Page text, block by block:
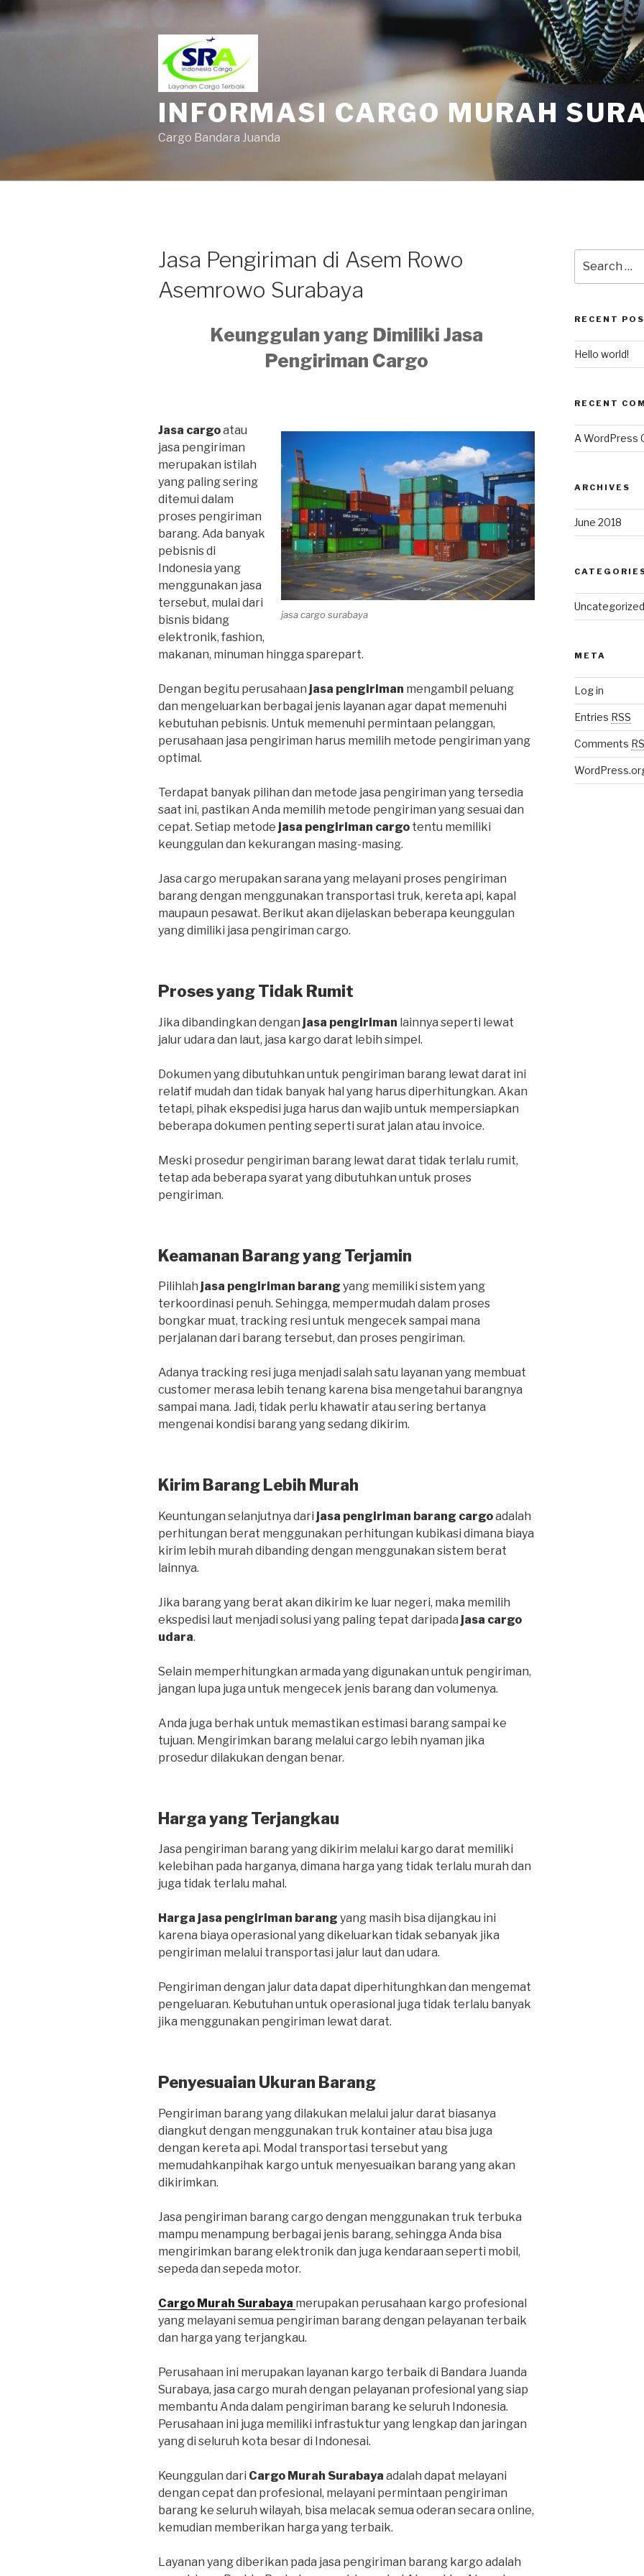
INFORMASI CARGO MURAH
Cargo Bandara Juanda
Jasa Pengiriman di Asem Rowo
Asemrowo Surabaya
Keunggulan yang Dimiliki Jasa
Pengiriman Cargo
jasa cargo surabaya
Jasa cargoatau
jasa pengiriman
merupakan istilah
yang paling sering
ditemui dalam
proses pengiriman
barang. Ada banyak
pebisnis di
Indonesia yang
menggunakan jasa
tersebut, mulai dari
bisnis bidang
elektronik, fashion,
makanan, minuman hingga sparepart.
Dengan begitu perusahaan jasa pengiriman mengambil peluang
dan mengeluarkan berbagai jenis layanan agar dapat memenuhi
kebutuhan pebisnis. Untuk memenuhi permintaan pelanggan,
perusahaan jasa pengiriman harus memilih metode pengiriman yang
optimal.
Terdapat banyak pilihan dan metode jasa pengiriman yang tersedia
saat ini, pastikan Anda memilih metode pengiriman yang sesuai dan
cepat. Setiap metode jasa pengiriman cargo tentu memiliki
keunggulan dan kekurangan masing-masing.
Jasa cargo merupakan sarana yang melayani proses pengiriman
barang dengan menggunakan transportasi truk, kereta api, kapal
maupaun pesawat. Berikut akan dijelaskan beberapa keunggulan
yang dimiliki jasa pengiriman cargo.
Proses yang Tidak Rumit
Jika dibandingkan dengan jasa pengiriman lainnya seperti lewat
jalur udara dan laut, jasa kargo darat lebih simpel.
Dokumen yang dibutuhkan untuk pengiriman barang lewat darat ini
relatif mudah dan tidak banyak hal yang harus diperhitungkan. Akan
tetapi, pihak ekspedisi juga harus dan wajib untuk mempersiapkan
beberapa dokumen penting seperti surat jalan atau invoice.
Meski prosedur pengiriman barang lewat darat tidak terlalu rumit,
tetap ada beberapa syarat yang dibutuhkan untuk proses
pengiriman.
Keamanan Barang yang Terjamin
Pilihlah jasa pengiriman barang yang memiliki sistem yang
terkoordinasi penuh. Sehingga, mempermudah dalam proses
bongkar muat, tracking resi untuk mengecek sampai mana
perjalanan dari barang tersebut, dan proses pengiriman.
Adanya tracking resi juga menjadi salah satu layanan yang membuat
customer merasa lebih tenang karena bisa mengetahui barangnya
sampai mana. Jadi, tidak perlu khawatir atau sering bertanya
mengenai kondisi barang yang sedang dikirim.
Kirim Barang Lebih Murah
Keuntungan selanjutnya dari jasa pengiriman barang cargoadalah
perhitungan berat menggunakan perhitungan kubikasi dimana biaya
kirim lebih murah dibanding dengan menggunakan sistem berat
lainnya.
Jika barang yang berat akan dikirim ke luar negeri, maka memilih
ekspedisi laut menjadi solusi yang paling tepat daripada jasa cargo
udara.
Selain memperhitungkan armada yang digunakan untuk pengiriman,
jangan lupa juga untuk mengecek jenis barang dan volumenya.
Anda juga berhak untuk memastikan estimasi barang sampai ke
tujuan. Mengirimkan barang melalui cargo lebih nyaman jika
prosedur dilakukan dengan benar.
Harga yang Terjangkau
Jasa pengiriman barang yang dikirim melalui kargo darat memiliki
kelebihan pada harganya, dimana harga yang tidak terlalu murah dan
juga tidak terlalu mahal.
Harga jasa pengiriman barang yang masih bisa dijangkau ini
karena biaya operasional yang dikeluarkan tidak sebanyak jika
pengiriman melalui transportasi jalur laut dan udara.
Pengiriman dengan jalur data dapat diperhitunghkan dan mengemat
pengeluaran. Kebutuhan untuk operasional juga tidak terlalu banyak
jika menggunakan pengiriman lewat darat.
Penyesuaian Ukuran Barang
Pengiriman barang yang dilakukan melalui jalur darat biasanya
diangkut dengan menggunakan truk kontainer atau bisa juga
dengan kereta api. Modal transportasi tersebut yang
memudahkanpihak kargo untuk menyesuaikan barang yang akan
dikirimkan.
Jasa pengiriman barang cargo dengan menggunakan truk terbuka
mampu menampung berbagai jenis barang, sehingga Anda bisa
mengirimkan barang elektronik dan juga kendaraan seperti mobil,
sepeda dan sepeda motor.
Cargo Murah Surabaya merupakan perusahaan kargo profesional
yang melayani semua pengiriman barang dengan pelayanan terbaik
dan harga yang terjangkau.
Perusahaan ini merupakan layanan kargo terbaik di Bandara Juanda
Surabaya, jasa cargo murah dengan pelayanan profesional yang siap
membantu Anda dalam pengiriman barang ke seluruh Indonesia.
Perusahaan ini juga memiliki infrastuktur yang lengkap dan jaringan
yang di seluruh kota besar di Indonesai.
Keunggulan dari Cargo Murah Surabaya adalah dapat melayani
dengan cepat dan profesional, melayani permintaan pengiriman
barang ke seluruh wilayah, bisa melacak semua oderan secara online,
kemudian memberikan harga yang terbaik.
Layanan yang diberikan pada jasa pengiriman barang kargo adalah
RECENT
Hello world!
RECENT
A WordPress
ARCHIVES
June 2018
Uncategorized
META
Log in
Entries RSS
Comments